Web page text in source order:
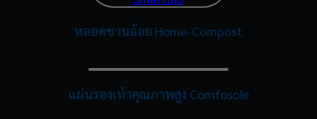
หลอดชานอ้อย Home-Compost
แผ่นรองเท้าคุณภาพสูง Comfosole